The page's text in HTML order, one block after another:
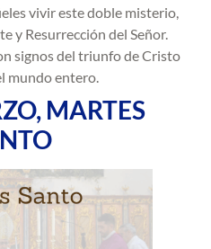
vivir este doble misterio,
y Resurrección del Señor.
signos del triunfo de Cristo
mundo entero.
MARTES